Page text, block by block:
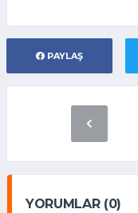
PAYLAŞ
YORUMLAR (0)